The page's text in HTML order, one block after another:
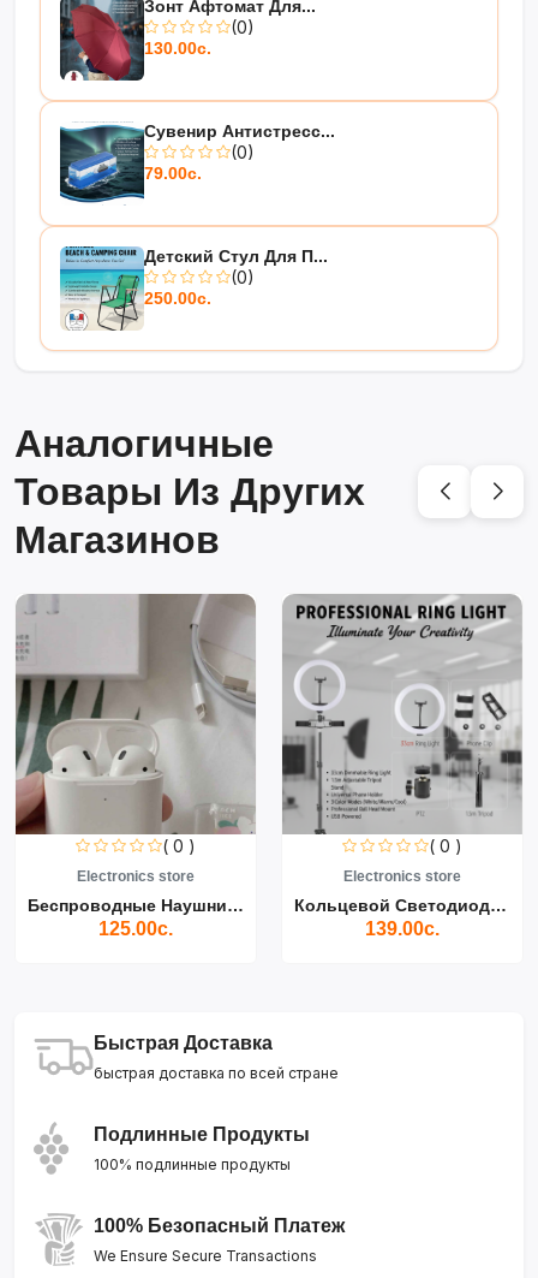
Зонт Афтомат Для...
(0)
130.00с.
Сувенир Антистресс...
(0)
79.00с.
Детский Стул Для П...
(0)
250.00с.
Аналогичные
Товары Из Других
Магазинов
( 0 )
Electronics store
Беспроводные Наушники Air...
125.00с.
( 0 )
Electronics store
Кольцевой Светодиодный Св...
139.00с.
Быстрая Доставка
быстрая доставка по всей стране
Подлинные Продукты
100% подлинные продукты
100% Безопасный Платеж
We Ensure Secure Transactions